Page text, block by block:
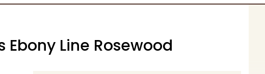
Line Rosewood